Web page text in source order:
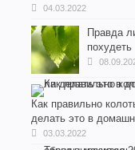
04.03.2022
Правда
похудеть
Как правильно
делать это в
03.03.2022